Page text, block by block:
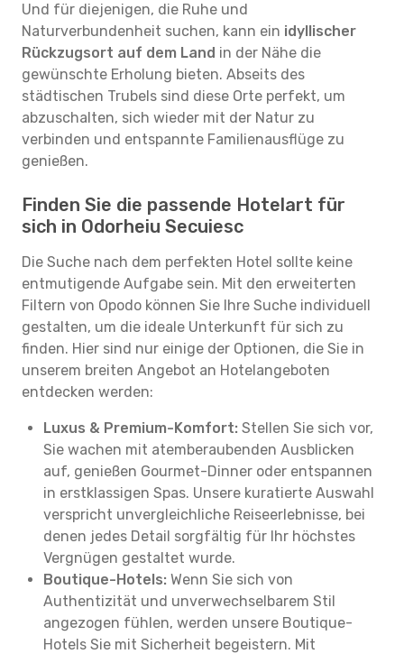
Und für diejenigen, die Ruhe und
Naturverbundenheit suchen, kann ein idyllischer
Rückzugsort auf dem Land in der Nähe die
gewünschte Erholung bieten. Abseits des
städtischen Trubels sind diese Orte perfekt, um
abzuschalten, sich wieder mit der Natur zu
verbinden und entspannte Familienausflüge zu
genießen.
Finden Sie die passende Hotelart für
sich in Odorheiu Secuiesc
Die Suche nach dem perfekten Hotel sollte keine
entmutigende Aufgabe sein. Mit den erweiterten
Filtern von Opodo können Sie Ihre Suche individuell
gestalten, um die ideale Unterkunft für sich zu
finden. Hier sind nur einige der Optionen, die Sie in
unserem breiten Angebot an Hotelangeboten
entdecken werden:
Luxus & Premium-Komfort: Stellen Sie sich vor,
Sie wachen mit atemberaubenden Ausblicken
auf, genießen Gourmet-Dinner oder entspannen
in erstklassigen Spas. Unsere kuratierte Auswahl
verspricht unvergleichliche Reiseerlebnisse, bei
denen jedes Detail sorgfältig für Ihr höchstes
Vergnügen gestaltet wurde.
Boutique-Hotels: Wenn Sie sich von
Authentizität und unverwechselbarem Stil
angezogen fühlen, werden unsere Boutique-
Hotels Sie mit Sicherheit begeistern. Mit